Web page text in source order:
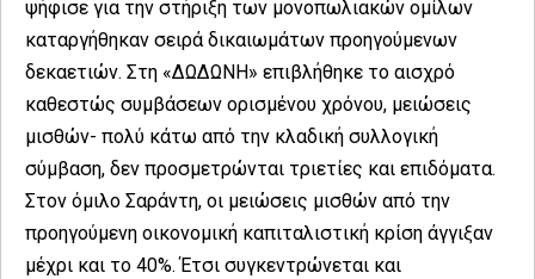
ψήφισε για την στήριξη των μονοπωλιακών ομίλων
καταργήθηκαν σειρά δικαιωμάτων προηγούμενων
δεκαετιών. Στη «ΔΩΔΩΝΗ» επιβλήθηκε το αισχρό
καθεστώς συμβάσεων ορισμένου χρόνου, μειώσεις
μισθών- πολύ κάτω από την κλαδική συλλογική
σύμβαση, δεν προσμετρώνται τριετίες και επιδόματα.
Στον όμιλο Σαράντη, οι μειώσεις μισθών από την
προηγούμενη οικονομική καπιταλιστική κρίση άγγιξαν
μέχρι και το 40%. Έτσι συγκεντρώνεται και